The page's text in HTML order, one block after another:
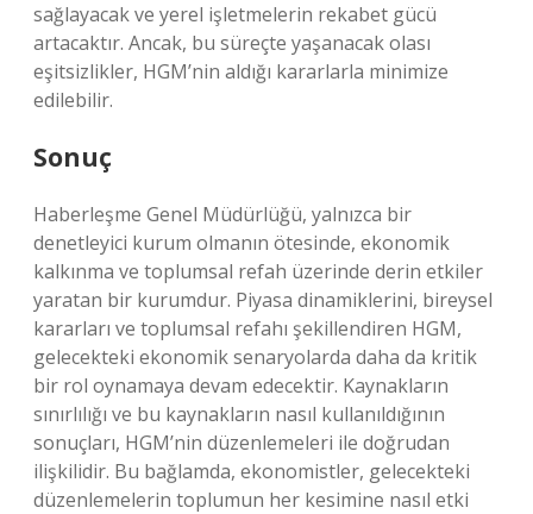
sağlayacak ve yerel işletmelerin rekabet gücü
artacaktır. Ancak, bu süreçte yaşanacak olası
eşitsizlikler, HGM’nin aldığı kararlarla minimize
edilebilir.
Sonuç
Haberleşme Genel Müdürlüğü, yalnızca bir
denetleyici kurum olmanın ötesinde, ekonomik
kalkınma ve toplumsal refah üzerinde derin etkiler
yaratan bir kurumdur. Piyasa dinamiklerini, bireysel
kararları ve toplumsal refahı şekillendiren HGM,
gelecekteki ekonomik senaryolarda daha da kritik
bir rol oynamaya devam edecektir. Kaynakların
sınırlılığı ve bu kaynakların nasıl kullanıldığının
sonuçları, HGM’nin düzenlemeleri ile doğrudan
ilişkilidir. Bu bağlamda, ekonomistler, gelecekteki
düzenlemelerin toplumun her kesimine nasıl etki